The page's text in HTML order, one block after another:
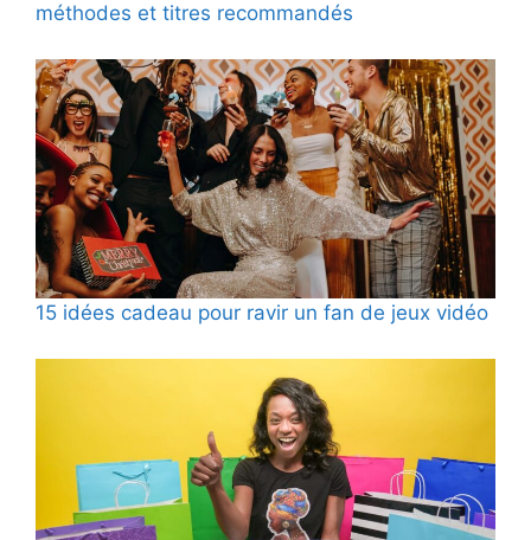
méthodes et titres recommandés
15 idées cadeau pour ravir un fan de jeux vidéo